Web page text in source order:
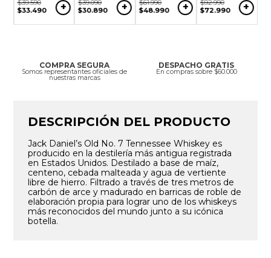
$39.590
$33.490 + $39.090
$30.890 + $61.990
$48.990 + $92.990
$72.990 +
COMPRA SEGURA
Somos representantes oficiales de
nuestras marcas
DESPACHO GRATIS
En compras sobre $60.000
DESCRIPCIÓN DEL PRODUCTO
Jack Daniel’s Old No. 7 Tennessee Whiskey es
producido en la destilería más antigua registrada
en Estados Unidos. Destilado a base de maíz,
centeno, cebada malteada y agua de vertiente
libre de hierro. Filtrado a través de tres metros de
carbón de arce y madurado en barricas de roble de
elaboración propia para lograr uno de los whiskeys
más reconocidos del mundo junto a su icónica
botella.